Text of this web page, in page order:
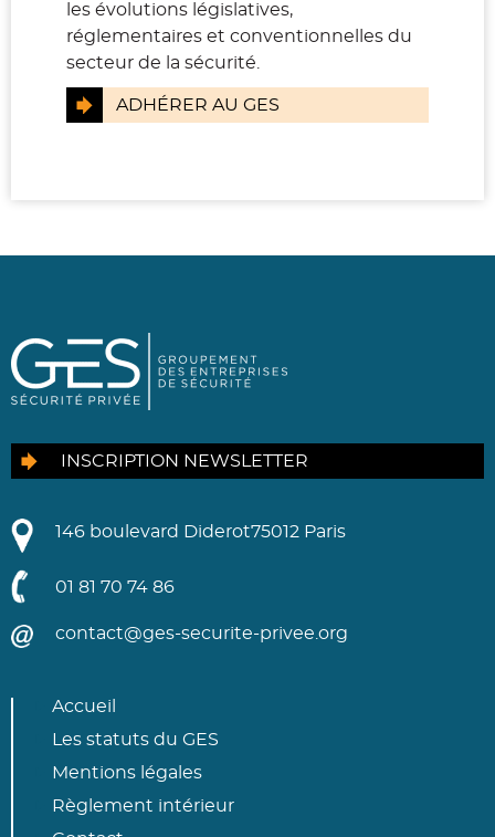
les évolutions législatives,
réglementaires et conventionnelles du
secteur de la sécurité.
ADHÉRER AU GES
INSCRIPTION NEWSLETTER
146 boulevard Diderot75012 Paris
01 81 70 74 86
contact@ges-securite-privee.org
Accueil
Les statuts du GES
Mentions légales
Règlement intérieur